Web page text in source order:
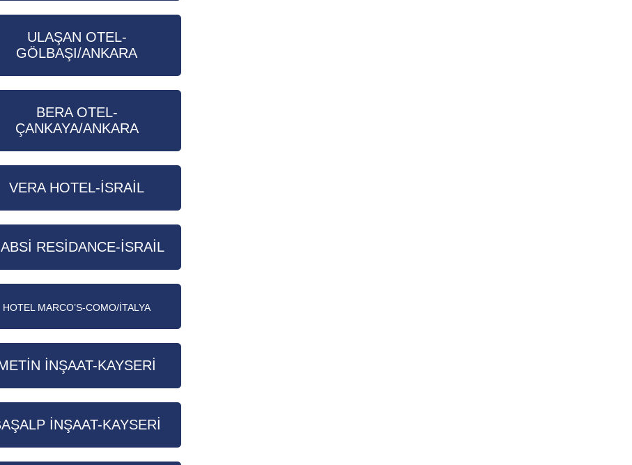
ULAŞAN OTEL-
GÖLBAŞI/ANKARA
BERA OTEL-
ÇANKAYA/ANKARA
VERA HOTEL-İSRAİL
RESİDANCE-İSRAİL
HOTEL MARCO’S-COMO/İTALYA
İNŞAAT-KAYSERİ
İNŞAAT-KAYSERİ